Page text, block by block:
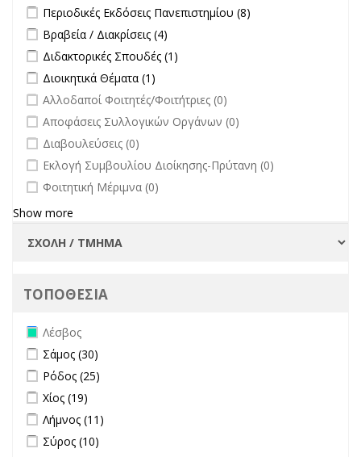
Apply Περιοδικές Εκδόσεις Πανεπιστημίου filter
Περιοδικές Εκδόσεις Πανεπιστημίου (8)
Apply Βραβεία / Διακρίσεις filter
Βραβεία / Διακρίσεις (4)
Apply Διδακτορικές Σπουδές filter
Διδακτορικές Σπουδές (1)
Apply Διοικητικά Θέματα filter
Διοικητικά Θέματα (1)
undefined
Αλλοδαποί Φοιτητές/Φοιτήτριες (0)
undefined
Αποφάσεις Συλλογικών Οργάνων (0)
undefined
Διαβουλεύσεις (0)
undefined
Εκλογή Συμβουλίου Διοίκησης-Πρύτανη (0)
undefined
Φοιτητική Μέριμνα (0)
Show more
ΤΟΠΟΘΕΣΙΑ
Remove Λέσβος filter
Λέσβος
Apply Σάμος filter
Σάμος (30)
Apply Ρόδος filter
Ρόδος (25)
Apply Χίος filter
Χίος (19)
Apply Λήμνος filter
Λήμνος (11)
Apply Σύρος filter
Σύρος (10)